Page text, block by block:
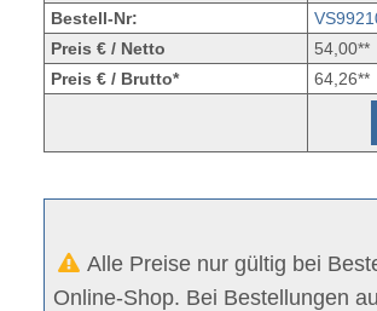
Bestell-Nr:
Preis € / Netto
54,00**
Preis € / Brutto*
64,26**
Alle Preise nur gültig bei
Online-Shop. Bei Bestellungen